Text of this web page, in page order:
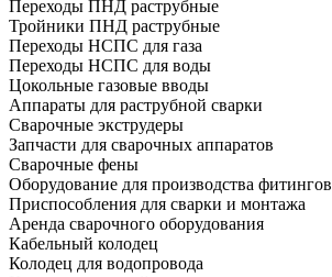
Переходы ПНД раструбные
Тройники ПНД раструбные
Переходы НСПС для газа
Переходы НСПС для воды
Цокольные газовые вводы
Аппараты для раструбной сварки
Сварочные экструдеры
Запчасти для сварочных аппаратов
Сварочные фены
Оборудование для производства фитингов
Приспособления для сварки и монтажа
Аренда сварочного оборудования
Кабельный колодец
Колодец для водопровода